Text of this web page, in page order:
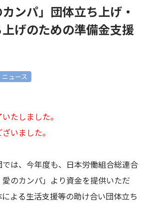
カンパ」団体立ち上げ・
げのための準備金支援
ニュース
たしました。
いました。
は、今年度も、日本労働組合総連合
のカンパ」より資金を提供いただ
よる生活支援等の助け合い団体立ち